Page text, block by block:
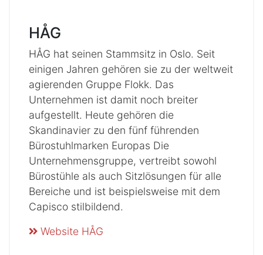
HÅG
HÅG hat seinen Stammsitz in Oslo. Seit
einigen Jahren gehören sie zu der weltweit
agierenden Gruppe Flokk. Das
Unternehmen ist damit noch breiter
aufgestellt. Heute gehören die
Skandinavier zu den fünf führenden
Bürostuhlmarken Europas Die
Unternehmensgruppe, vertreibt sowohl
Bürostühle als auch Sitzlösungen für alle
Bereiche und ist beispielsweise mit dem
Capisco stilbildend.
Website HÅG